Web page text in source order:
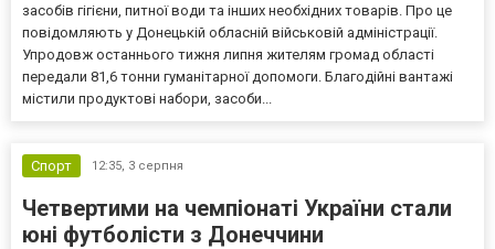
засобів гігієни, питної води та інших необхідних товарів. Про це
повідомляють у Донецькій обласній військовій адміністрації.
Упродовж останнього тижня липня жителям громад області
передали 81,6 тонни гуманітарної допомоги. Благодійні вантажі
містили продуктові набори, засоби...
Спорт 12:35, 3 серпня
Четвертими на чемпіонаті України стали
юні футболісти з Донеччини